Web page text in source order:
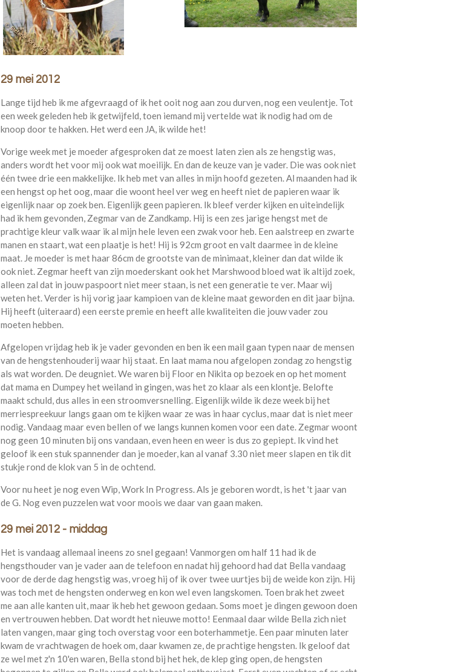
29 mei 2012
Lange tijd heb ik me afgevraagd of ik het ooit nog aan zou durven, nog een veulentje. Tot
een week geleden heb ik getwijfeld, toen iemand mij vertelde wat ik nodig had om de
knoop door te hakken. Het werd een JA, ik wilde het!
Vorige week met je moeder afgesproken dat ze moest laten zien als ze hengstig was,
anders wordt het voor mij ook wat moeilijk. En dan de keuze van je vader. Die was ook niet
één twee drie een makkelijke. Ik heb met van alles in mijn hoofd gezeten. Al maanden had ik
een hengst op het oog, maar die woont heel ver weg en heeft niet de papieren waar ik
eigenlijk naar op zoek ben. Eigenlijk geen papieren. Ik bleef verder kijken en uiteindelijk
had ik hem gevonden, Zegmar van de Zandkamp. Hij is een zes jarige hengst met de
prachtige kleur valk waar ik al mijn hele leven een zwak voor heb. Een aalstreep en zwarte
manen en staart, wat een plaatje is het! Hij is 92cm groot en valt daarmee in de kleine
maat. Je moeder is met haar 86cm de grootste van de minimaat, kleiner dan dat wilde ik
ook niet. Zegmar heeft van zijn moederskant ook het Marshwood bloed wat ik altijd zoek,
alleen zal dat in jouw paspoort niet meer staan, is net een generatie te ver. Maar wij
weten het. Verder is hij vorig jaar kampioen van de kleine maat geworden en dit jaar bijna.
Hij heeft (uiteraard) een eerste premie en heeft alle kwaliteiten die jouw vader zou
moeten hebben.
Afgelopen vrijdag heb ik je vader gevonden en ben ik een mail gaan typen naar de mensen
van de hengstenhouderij waar hij staat. En laat mama nou afgelopen zondag zo hengstig
als wat worden. De deugniet. We waren bij Floor en Nikita op bezoek en op het moment
dat mama en Dumpey het weiland in gingen, was het zo klaar als een klontje. Belofte
maakt schuld, dus alles in een stroomversnelling. Eigenlijk wilde ik deze week bij het
merriespreekuur langs gaan om te kijken waar ze was in haar cyclus, maar dat is niet meer
nodig. Vandaag maar even bellen of we langs kunnen komen voor een date. Zegmar woont
nog geen 10 minuten bij ons vandaan, even heen en weer is dus zo gepiept. Ik vind het
geloof ik een stuk spannender dan je moeder, kan al vanaf 3.30 niet meer slapen en tik dit
stukje rond de klok van 5 in de ochtend.
Voor nu heet je nog even Wip, Work In Progress. Als je geboren wordt, is het 't jaar van
de G. Nog even puzzelen wat voor moois we daar van gaan maken.
29 mei 2012 - middag
Het is vandaag allemaal ineens zo snel gegaan! Vanmorgen om half 11 had ik de
hengsthouder van je vader aan de telefoon en nadat hij gehoord had dat Bella vandaag
voor de derde dag hengstig was, vroeg hij of ik over twee uurtjes bij de weide kon zijn. Hij
was toch met de hengsten onderweg en kon wel even langskomen. Toen brak het zweet
me aan alle kanten uit, maar ik heb het gewoon gedaan. Soms moet je dingen gewoon doen
en vertrouwen hebben. Dat wordt het nieuwe motto! Eenmaal daar wilde Bella zich niet
laten vangen, maar ging toch overstag voor een boterhammetje. Een paar minuten later
kwam de vrachtwagen de hoek om, daar kwamen ze, de prachtige hengsten. Ik geloof dat
ze wel met z'n 10'en waren, Bella stond bij het hek, de klep ging open, de hengsten